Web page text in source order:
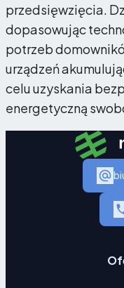
przedsięwzięcia.
dopasowując
potrzeb
urządzeń
celu uzyskania
energetyczną